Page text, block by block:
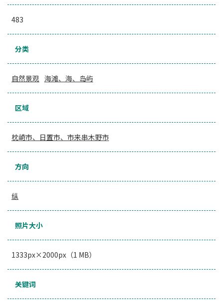
483
分类
自然景观 海滩、海、岛屿
区域
枕崎市、日置市、市来串木野市
方向
纵
照片大小
1333px×2000px（1 MB）
关键词